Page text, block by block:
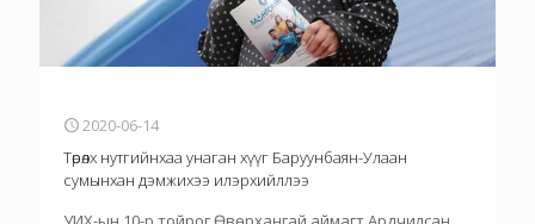
2020-06-14
Төрөлх нутгийнхаа унаган хүүг Баруунбаян-Улаан
сумынхан дэмжихээ илэрхийллээ